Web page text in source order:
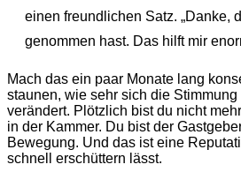
einen freundlichen Satz. „Danke,
genommen hast. Das hilft mir
Mach das ein paar Monate lang
staunen, wie sehr sich die
verändert. Plötzlich bist du nicht
in der Kammer. Du bist der
Bewegung. Und das ist eine
schnell erschüttern lässt.